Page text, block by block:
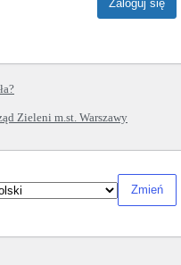
Zieleni m.st. Warszawy